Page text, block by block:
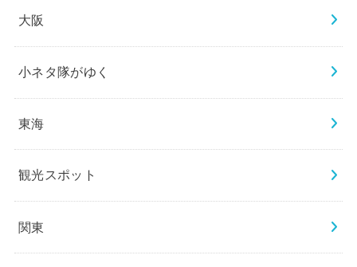
大阪
小ネタ隊がゆく
東海
観光スポット
関東